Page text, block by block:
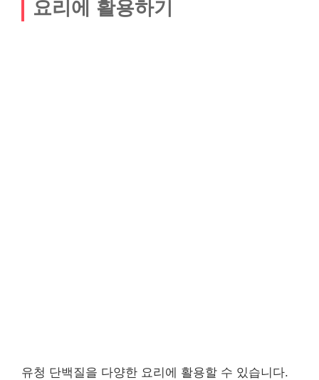
요리에 활용하기
유청 단백질을 다양한 요리에 활용할 수 있습니다.